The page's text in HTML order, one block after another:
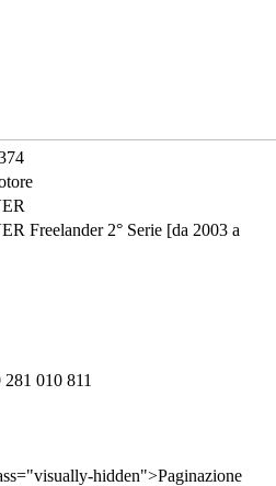
Freelander 2° Serie [da 2003 a
010 811
hidden">Paginazione